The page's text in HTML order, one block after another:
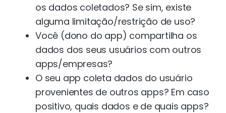
os dados coletados? Se sim, existe
alguma limitação/restrição de uso?
Você (dono do app) compartilha os
dados dos seus usuários com outros
apps/empresas?
O seu app coleta dados do usuário
provenientes de outros apps? Em caso
positivo, quais dados e de quais apps?